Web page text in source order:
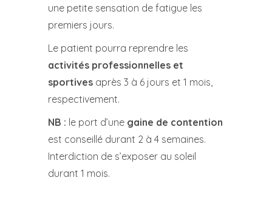
une petite sensation de fatigue les
premiers jours.
Le patient pourra reprendre les
activités professionnelles et
sportives après 3 à 6 jours et 1 mois,
respectivement.
NB : le port d’une gaine de contention
est conseillé durant 2 à 4 semaines.
Interdiction de s’exposer au soleil
durant 1 mois.